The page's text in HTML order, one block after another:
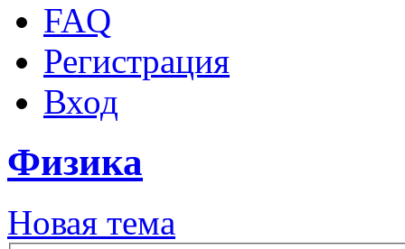
FAQ
Регистрация
Вход
Физика
Новая тема